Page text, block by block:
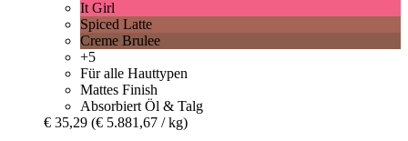
It Girl
Spiced Latte
Creme Brulee
+5
Für alle Hauttypen
Mattes Finish
Absorbiert Öl & Talg
€ 35,29 (€ 5.881,67 / kg)